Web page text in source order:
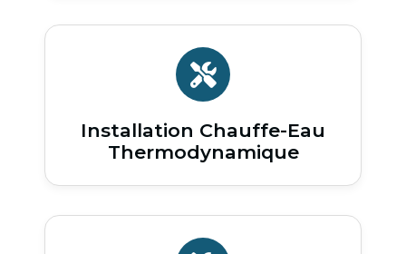
Installation Chauffe-Eau
Thermodynamique